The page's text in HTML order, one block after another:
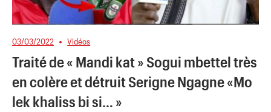
03/03/2022 Vidéos
Traité de « Mandi kat » Sogui mbettel très
en colère et détruit Serigne Ngagne «Mo
lek khaliss bi si… »